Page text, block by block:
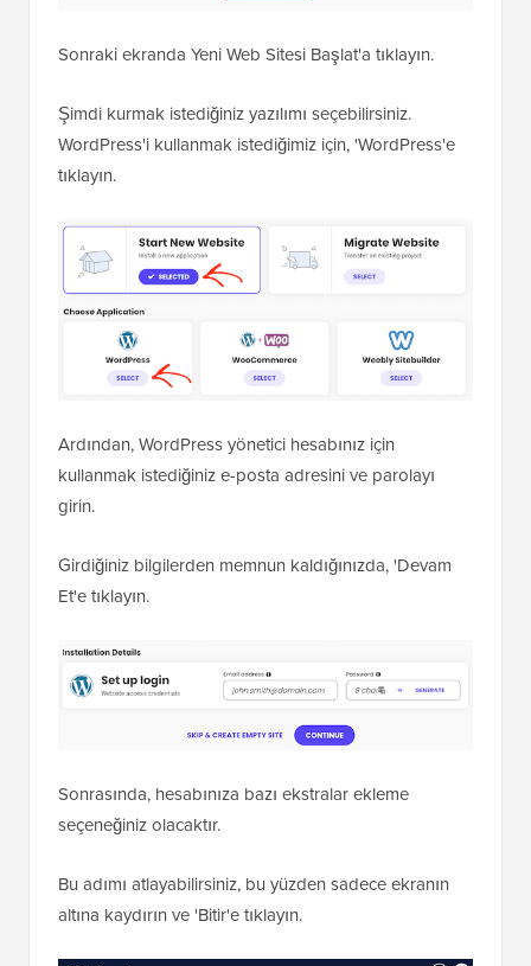
Sonraki ekranda Yeni Web Sitesi Başlat'a tıklayın.
Şimdi kurmak istediğiniz yazılımı seçebilirsiniz.
WordPress'i kullanmak istediğimiz için, 'WordPress'e
tıklayın.
Ardından, WordPress yönetici hesabınız için
kullanmak istediğiniz e-posta adresini ve parolayı
girin.
Girdiğiniz bilgilerden memnun kaldığınızda, 'Devam
Et'e tıklayın.
Sonrasında, hesabınıza bazı ekstralar ekleme
seçeneğiniz olacaktır.
Bu adımı atlayabilirsiniz, bu yüzden sadece ekranın
altına kaydırın ve 'Bitir'e tıklayın.